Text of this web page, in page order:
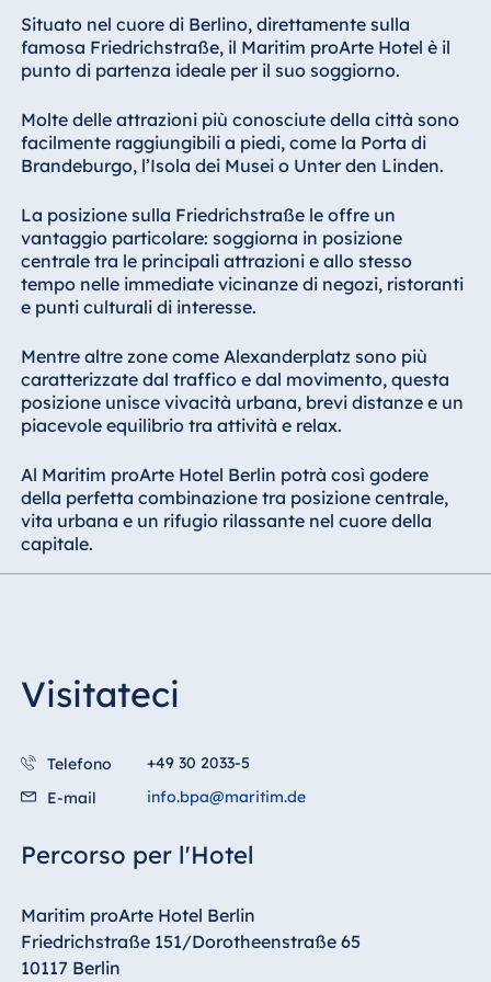
Malta
Antonine Hotel &
Spa Malta
Mauritius
Resort & Spa
Mauritius
Situato nel cuore di Berlino, direttamente sulla
famosa Friedrichstraße, il Maritim proArte Hotel è il
punto di partenza ideale per il suo soggiorno.
Molte delle attrazioni più conosciute della città sono
facilmente raggiungibili a piedi, come la Porta di
Brandeburgo, l’Isola dei Musei o Unter den Linden.
La posizione sulla Friedrichstraße le offre un
vantaggio particolare: soggiorna in posizione
centrale tra le principali attrazioni e allo stesso
tempo nelle immediate vicinanze di negozi, ristoranti
e punti culturali di interesse.
Mentre altre zone come Alexanderplatz sono più
caratterizzate dal traffico e dal movimento, questa
posizione unisce vivacità urbana, brevi distanze e un
piacevole equilibrio tra attività e relax.
Al Maritim proArte Hotel Berlin potrà così godere
della perfetta combinazione tra posizione centrale,
vita urbana e un rifugio rilassante nel cuore della
capitale.
Visitateci
Telefono
+49 30 2033-5
E-mail
info.bpa@maritim.de
Percorso per l'Hotel
Maritim proArte Hotel Berlin
Friedrichstraße 151/Dorotheenstraße 65
10117 Berlin